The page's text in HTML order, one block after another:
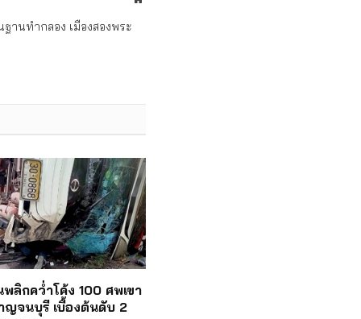
านทำกลอง เมืองสองพระ
ลิกคว่ำโค้ง 100 ศพเขา
ญจนบุรี เบื้องต้นดับ 2